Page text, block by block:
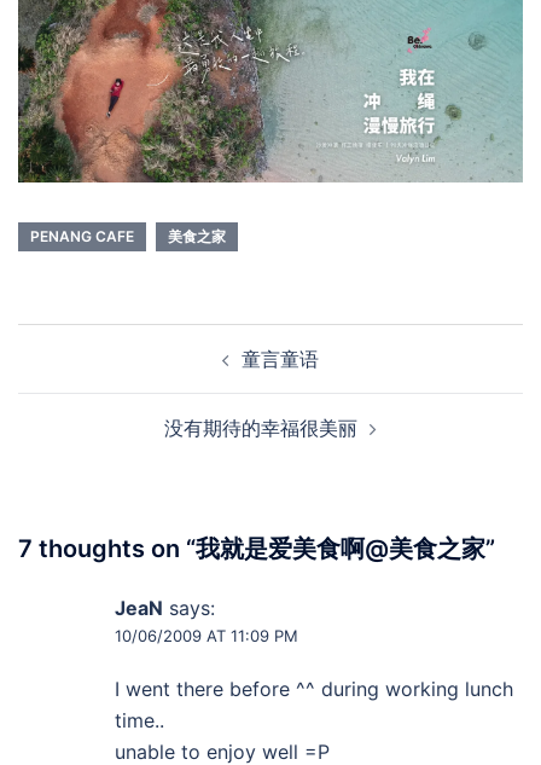
PENANG CAFE 美食之家
童言童语
没有期待的幸福很美丽
7 thoughts on “我就是爱美食啊@美食之家”
JeaN says:
10/06/2009 AT 11:09 PM
I went there before ^^ during working lunch
time..
unable to enjoy well =P